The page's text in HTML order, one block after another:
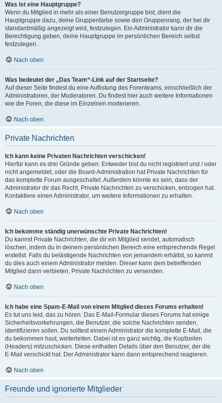
Was ist eine Hauptgruppe?
Wenn du Mitglied in mehr als einer Benutzergruppe bist, dient die
Hauptgruppe dazu, deine Gruppenfarbe sowie den Gruppenrang, der bei dir
standardmäßig angezeigt wird, festzulegen. Ein Administrator kann dir die
Berechtigung geben, deine Hauptgruppe im persönlichen Bereich selbst
festzulegen.
Nach oben
Was bedeutet der „Das Team“-Link auf der Startseite?
Auf dieser Seite findest du eine Auflistung des Forenteams, einschließlich der
Administratoren, der Moderatoren. Du findest hier auch weitere Informationen
wie die Foren, die diese im Einzelnen moderieren.
Nach oben
Private Nachrichten
Ich kann keine Privaten Nachrichten verschicken!
Hierfür kann es drei Gründe geben: Entweder bist du nicht registriert und / oder
nicht angemeldet, oder die Board-Administration hat Private Nachrichten für
das komplette Forum ausgeschaltet. Außerdem könnte es sein, dass der
Administrator dir das Recht, Private Nachrichten zu verschicken, entzogen hat.
Kontaktiere einen Administrator, um weitere Informationen zu erhalten.
Nach oben
Ich bekomme ständig unerwünschte Private Nachrichten!
Du kannst Private Nachrichten, die dir ein Mitglied sendet, automatisch
löschen, indem du in deinem persönlichen Bereich eine entsprechende Regel
erstellst. Falls du belästigende Nachrichten von jemandem erhältst, so kannst
du dies auch einem Administrator melden. Dieser kann dem betreffenden
Mitglied dann verbieten, Private Nachrichten zu versenden.
Nach oben
Ich habe eine Spam-E-Mail von einem Mitglied dieses Forums erhalten!
Es tut uns leid, das zu hören. Das E-Mail-Formular dieses Forums hat einige
Sicherheitsvorkehrungen, die Benutzer, die solche Nachrichten senden,
identifizieren sollen. Du solltest einem Administrator die komplette E-Mail, die
du bekommen hast, weiterleiten. Dabei ist es ganz wichtig, die Kopfzeilen
(Headers) mitzuschicken. Diese enthalten Details über den Benutzer, der die
E-Mail verschickt hat. Der Administrator kann dann entsprechend reagieren.
Nach oben
Freunde und ignorierte Mitglieder